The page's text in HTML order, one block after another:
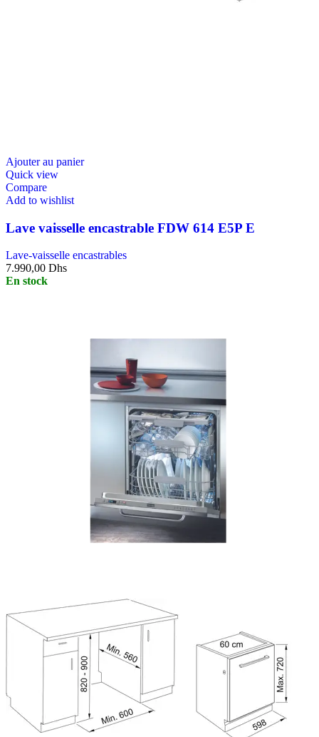
Ajouter au panier
Quick view
Compare
Add to wishlist
Lave vaisselle encastrable FDW 614 E5P E
Lave-vaisselle encastrables
7.990,00 Dhs
En stock